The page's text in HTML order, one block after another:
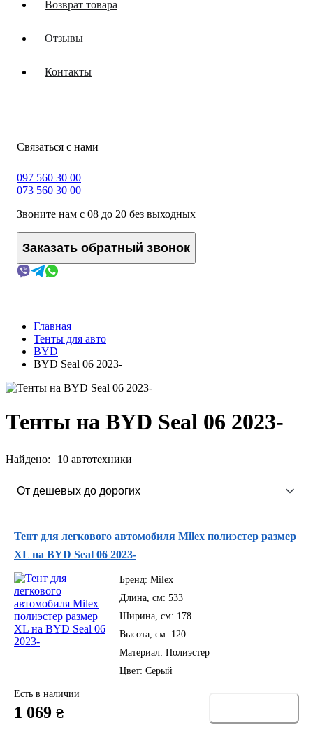
Возврат товара
Отзывы
Контакты
Связаться с нами
097 560 30 00
073 560 30 00
Звоните нам с 08 до 20 без выходных
Заказать обратный звонок
Главная
Тенты для авто
BYD
BYD Seal 06 2023-
Тенты на BYD Seal 06 2023-
Найдено:
10 автотехники
Тент для легкового автомобиля Milex полиэстер размер
XL на BYD Seal 06 2023-
Бренд: Milex
Длина, см: 533
Ширина, см: 178
Высота, см: 120
Материал: Полиэстер
Цвет: Серый
Есть в наличии
1 069 ₴